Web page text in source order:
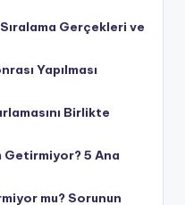
Gerçekleri ve
Yapılması
Birlikte
Getirmiyor? 5 Ana
mu? Sorunun